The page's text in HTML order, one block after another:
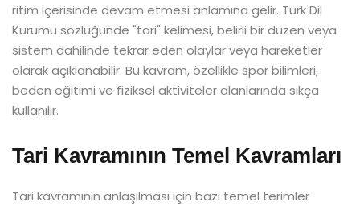
ritim içerisinde devam etmesi anlamına gelir. Türk Dil
Kurumu sözlüğünde "tari" kelimesi, belirli bir düzen veya
sistem dahilinde tekrar eden olaylar veya hareketler
olarak açıklanabilir. Bu kavram, özellikle spor bilimleri,
beden eğitimi ve fiziksel aktiviteler alanlarında sıkça
kullanılır.
Tari Kavramının Temel Kavramları
Tari kavramının anlaşılması için bazı temel terimler